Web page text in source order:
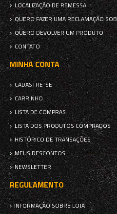
LOCALIZAÇÃO DE REMESSA
QUERO FAZER UMA RECLAMAÇÃO
QUERO DEVOLVER UM PRODUTO
CONTATO
MINHA CONTA
CADASTRE-SE
CARRINHO
LISTA DE COMPRAS
LISTA DOS PRODUTOS COMPRADOS
HISTÓRICO DE TRANSAÇÕES
MEUS DESCONTOS
NEWSLETTER
REGULAMENTO
INFORMAÇÃO SOBRE LOJA